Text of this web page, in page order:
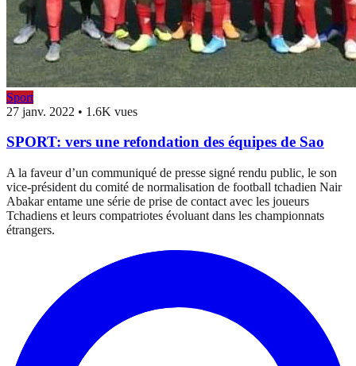
Sport
27 janv. 2022 • 1.6K vues
SPORT: vers une refondation des équipes de Sao
A la faveur d’un communiqué de presse signé rendu public, le son
vice-président du comité de normalisation de football tchadien Nair
Abakar entame une série de prise de contact avec les joueurs
Tchadiens et leurs compatriotes évoluant dans les championnats
étrangers.